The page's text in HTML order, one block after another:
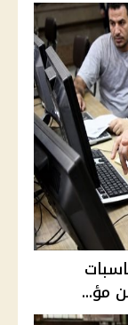
الحاسبات
مؤ...